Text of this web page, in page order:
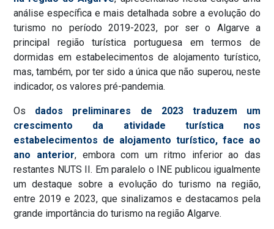
análise específica e mais detalhada sobre a evolução do
turismo no período 2019-2023, por ser o Algarve a
principal região turística portuguesa em termos de
dormidas em estabelecimentos de alojamento turístico,
mas, também, por ter sido a única que não superou, neste
indicador, os valores pré-pandemia.
Os dados preliminares de 2023 traduzem um
crescimento da atividade turística nos
estabelecimentos de alojamento turístico, face ao
ano anterior, embora com um ritmo inferior ao das
restantes NUTS II. Em paralelo o INE publicou igualmente
um destaque sobre a evolução do turismo na região,
entre 2019 e 2023, que sinalizamos e destacamos pela
grande importância do turismo na região Algarve.